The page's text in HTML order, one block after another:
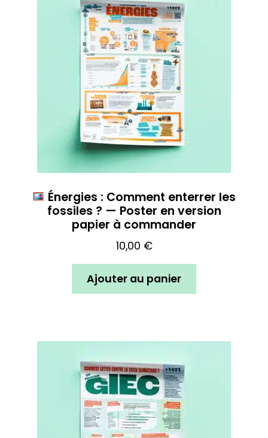
Énergies : Comment enterrer les
fossiles ? — Poster en version
papier à commander
10,00 €
Ajouter au panier